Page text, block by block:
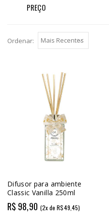
PREÇO
Ordenar:
Difusor para ambiente
Classic Vanilla 250ml
R$ 98,90 (2x de R$49,45)